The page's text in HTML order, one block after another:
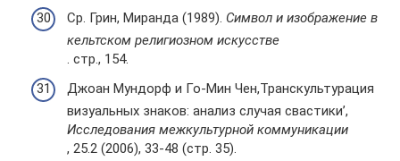
Ср. Грин, Миранда (1989). Символ и изображение в
кельтском религиозном искусстве
. стр., 154.
Джоан Мундорф и Го-Мин Чен,Транскультурация
визуальных знаков: анализ случая свастики’,
Исследования межкультурной коммуникации
, 25.2 (2006), 33-48 (стр. 35).